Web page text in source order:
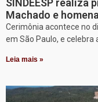
SINDEESP realiza
Machado e
Cerimônia acontece no
em São Paulo, e celebra
Leia mais »